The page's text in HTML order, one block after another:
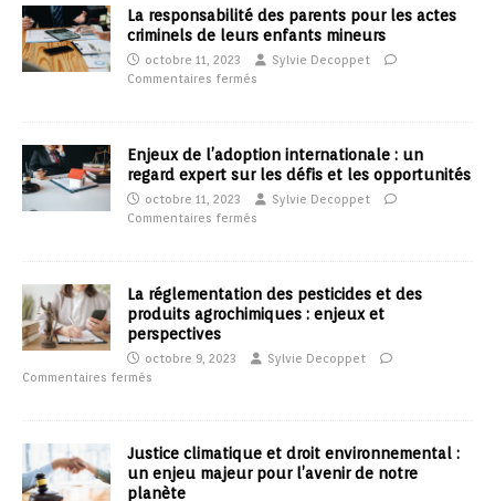
La responsabilité des parents pour les actes
criminels de leurs enfants mineurs
octobre 11, 2023
Sylvie Decoppet
Commentaires fermés
Enjeux de l’adoption internationale : un
regard expert sur les défis et les opportunités
octobre 11, 2023
Sylvie Decoppet
Commentaires fermés
La réglementation des pesticides et des
produits agrochimiques : enjeux et
perspectives
octobre 9, 2023
Sylvie Decoppet
Commentaires fermés
Justice climatique et droit environnemental :
un enjeu majeur pour l’avenir de notre
planète